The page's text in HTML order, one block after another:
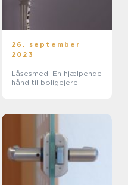
26. september
2023
Låsesmed: En hjælpende
hånd til boligejere